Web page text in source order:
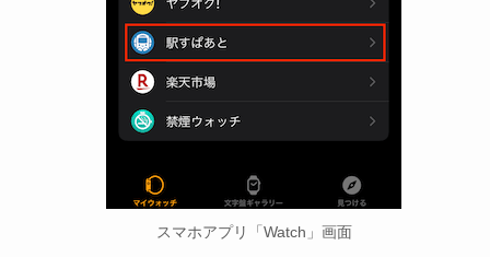
スマホアプリ「Watch」画面